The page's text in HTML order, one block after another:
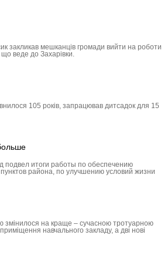
закликав мешканців громади вийти на роботи
веде до Захарівки.
105 років, запрацював дитсадок для 15
подвел итоги работы по обеспечению
района, по улучшению условий жизни
змінилося на краще – сучасною тротуарною
навчального закладу, а дві нові